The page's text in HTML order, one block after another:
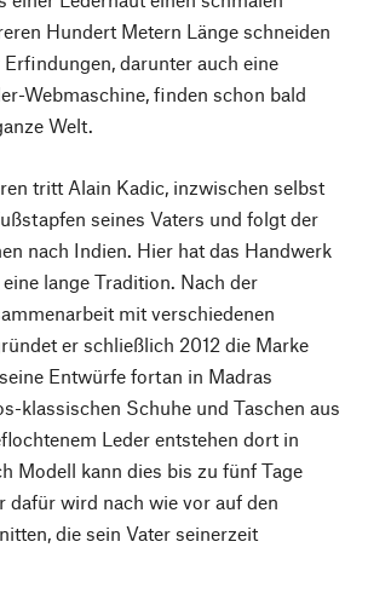
Hundert Metern Länge schneiden
darunter auch eine
Webmaschine, finden schon bald
Welt.
tritt Alain Kadic, inzwischen selbst
seines Vaters und folgt der
nach Indien. Hier hat das Handwerk
lange Tradition. Nach der
mit verschiedenen
er schließlich 2012 die Marke
Entwürfe fortan in Madras
klassischen Schuhe und Taschen aus
Leder entstehen dort in
Modell kann dies bis zu fünf Tage
dafür wird nach wie vor auf den
die sein Vater seinerzeit